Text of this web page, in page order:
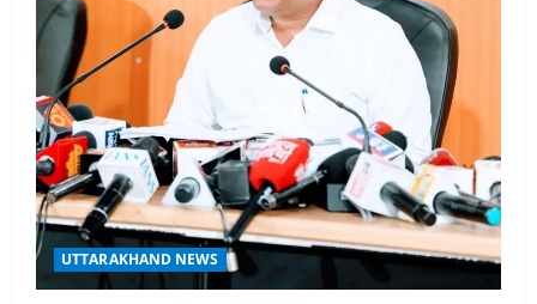
UTTARAKHAND NEWS